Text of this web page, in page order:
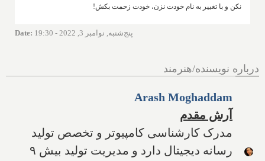
نکن و با تغییر به نام خودت نزن، خودت زحمت بکش!
Date: پنج‌شنبه, نوامبر 3, 2022 - 19:30
درباره نویسنده/هنرمند
Arash Moghaddam
آرش مقدم
مدرک کارشناسی کامپیوتر و تخصص تولید
رسانه دیجیتال دارد و مدیریت تولید بیش ۹